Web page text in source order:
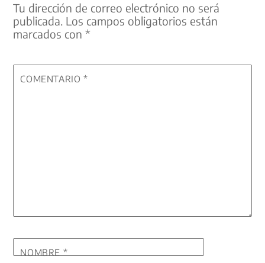
Tu dirección de correo electrónico no será
publicada. Los campos obligatorios están
marcados con*
COMENTARIO*
NOMBRE *